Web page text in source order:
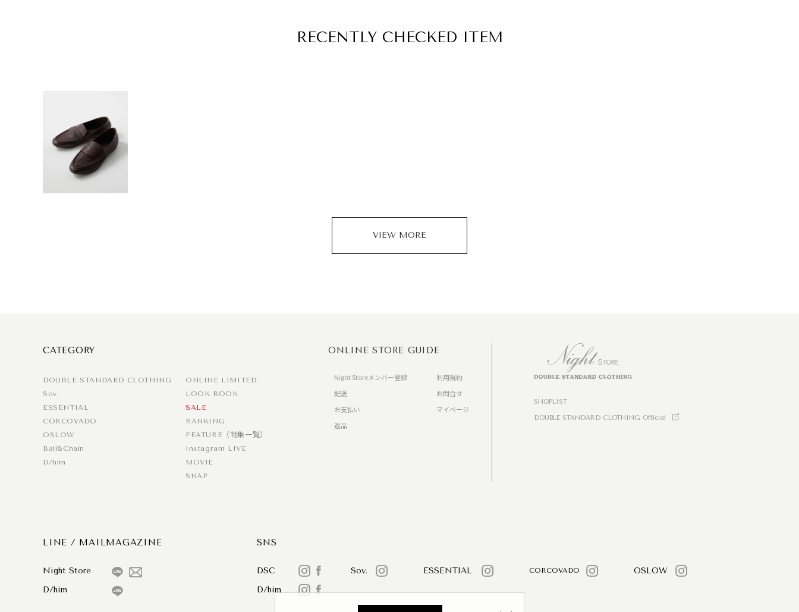
RECENTLY CHECKED ITEM
VIEW MORE
CATEGORY
DOUBLE STANDARD CLOTHING
Sov.
ESSENTIAL
CORCOVADO
OSLOW
Ball&Chain
D/him
ONLINE LIMITED
LOOK BOOK
SALE
RANKING
FEATURE（特集一覧）
Instagram LIVE
MOVIE
SNAP
ONLINE STORE GUIDE
Night Storeメンバー登録
配送
お支払い
返品
利用規約
お問合せ
マイページ
SHOPLIST
DOUBLE STANDARD CLOTHING Official
LINE / MAILMAGAZINE
Night Store
D/him
SNS
DSC Sov. ESSENTIAL CORCOVADO
OSLOW
D/him